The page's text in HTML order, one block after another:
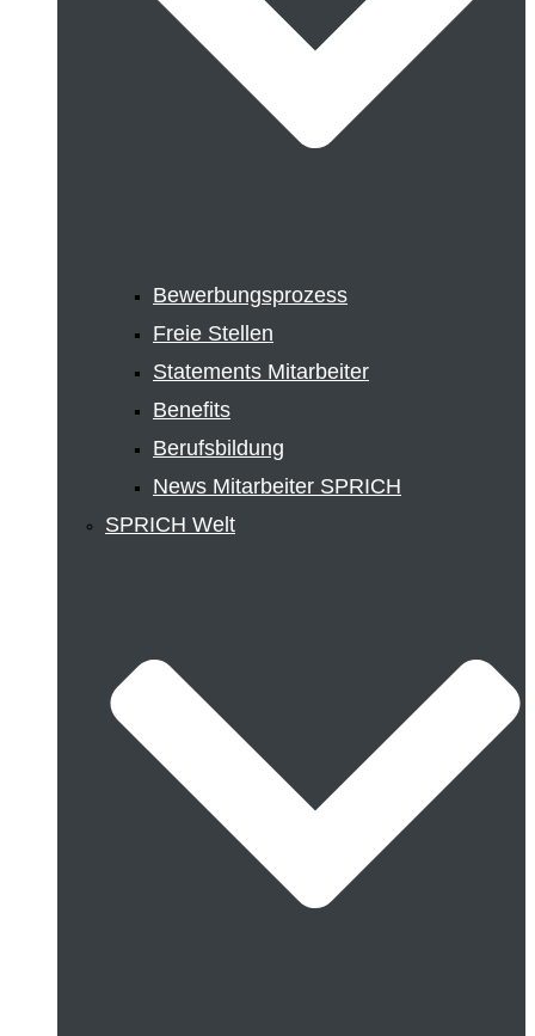
Bewerbungsprozess
Freie Stellen
Statements Mitarbeiter
Benefits
Berufsbildung
News Mitarbeiter SPRICH
SPRICH Welt